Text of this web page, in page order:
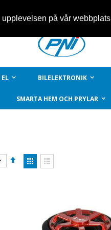
på vår webbplats
BILELEKTRONIK
SMARTA HEM OCH PRYLAR
Sätt
fallande
Visa
som